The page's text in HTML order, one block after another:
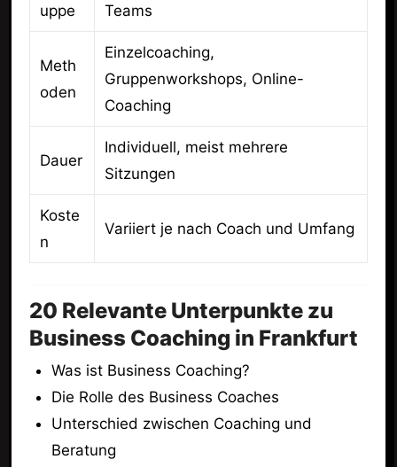
uppe
Teams
Meth
oden
Einzelcoaching,
Gruppenworkshops, Online-
Coaching
Dauer
Individuell, meist mehrere
Sitzungen
Koste
n
Variiert je nach Coach und Umfang
20 Relevante Unterpunkte zu
Business Coaching in Frankfurt
Was ist Business Coaching?
Die Rolle des Business Coaches
Unterschied zwischen Coaching und
Beratung